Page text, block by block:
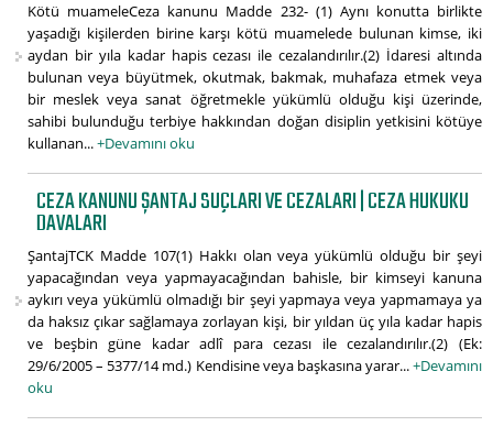
Kötü muameleCeza kanunu Madde 232- (1) Aynı konutta birlikte
yaşadığı kişilerden birine karşı kötü muamelede bulunan kimse, iki
aydan bir yıla kadar hapis cezası ile cezalandırılır.(2) İdaresi altında
bulunan veya büyütmek, okutmak, bakmak, muhafaza etmek veya
bir meslek veya sanat öğretmekle yükümlü olduğu kişi üzerinde,
sahibi bulunduğu terbiye hakkından doğan disiplin yetkisini kötüye
kullanan...+Devamını oku
CEZA KANUNU ŞANTAJ SUÇLARI VE CEZALARI | CEZA HUKUKU
DAVALARI
ŞantajTCK Madde 107(1) Hakkı olan veya yükümlü olduğu bir şeyi
yapacağından veya yapmayacağından bahisle, bir kimseyi kanuna
aykırı veya yükümlü olmadığı bir şeyi yapmaya veya yapmamaya ya
da haksız çıkar sağlamaya zorlayan kişi, bir yıldan üç yıla kadar hapis
ve beşbin güne kadar adlî para cezası ile cezalandırılır.(2) (Ek:
29/6/2005 – 5377/14 md.) Kendisine veya başkasına yarar...+Devamını
oku